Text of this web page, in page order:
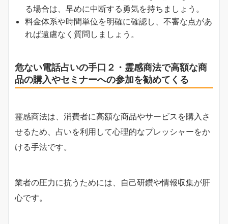
る場合は、早めに中断する勇気を持ちましょう。
料金体系や時間単位を明確に確認し、不審な点があ
れば遠慮なく質問しましょう。
危ない電話占いの手口２・霊感商法で高額な商
品の購入やセミナーへの参加を勧めてくる
霊感商法は、消費者に高額な商品やサービスを購入さ
せるため、占いを利用して心理的なプレッシャーをか
ける手法です。
業者の圧力に抗うためには、自己研鑽や情報収集が肝
心です。